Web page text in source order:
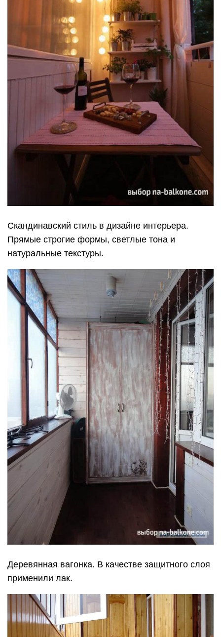
Скандинавский стиль в дизайне интерьера.
Прямые строгие формы, светлые тона и
натуральные текстуры.
Деревянная вагонка. В качестве защитного слоя
применили лак.